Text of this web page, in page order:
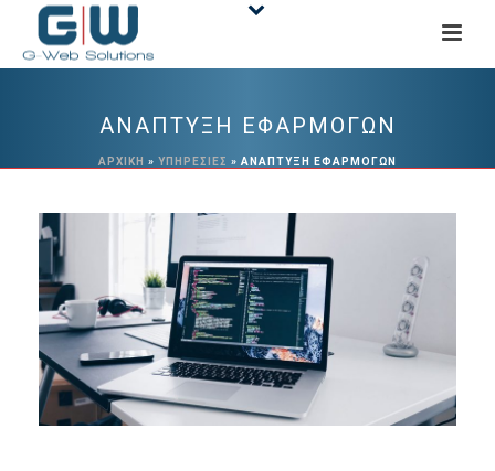
ΑΝΆΠΤΥΞΗ ΕΦΑΡΜΟΓΏΝ
ΑΡΧΙΚΉ » ΥΠΗΡΕΣΙΕΣ » ΑΝΆΠΤΥΞΗ ΕΦΑΡΜΟΓΏΝ